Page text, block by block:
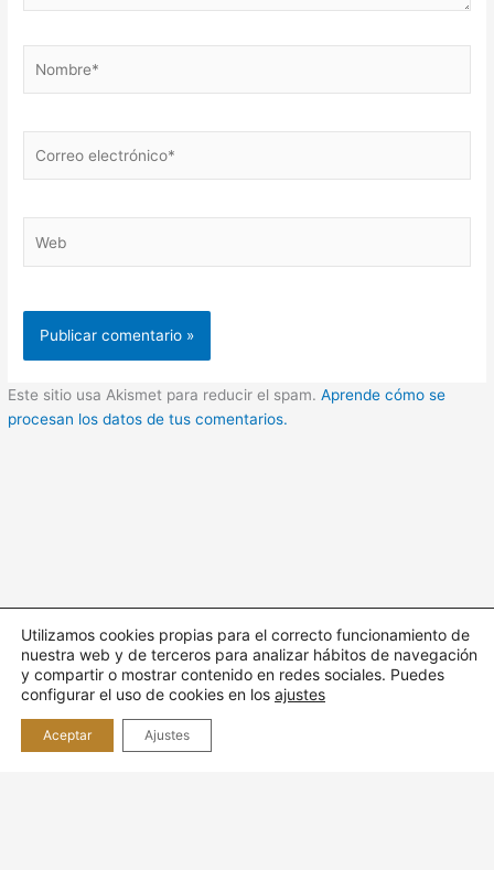
electrónico*
Este sitio usa Akismet para reducir el spam.Aprende cómo se
procesan los datos de tus comentarios.
Todos los derechos © 2026 Cuidando | Funciona gracias aTema
Astra para WordPress
Utilizamos cookies propias para el correcto funcionamiento de
nuestra web y de terceros para analizar hábitos de navegación
y compartir o mostrar contenido en redes sociales. Puedes
configurar el uso de cookies en los ajustes
Aceptar Ajustes